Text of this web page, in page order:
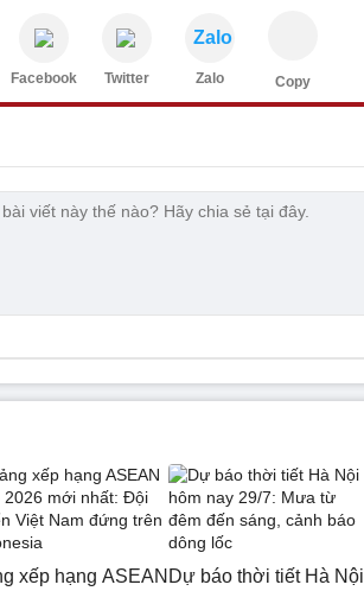
Facebook Twitter
Zalo
Zalo Copy
xếp hạng ASEAN Dự báo thời tiết Hà Nội